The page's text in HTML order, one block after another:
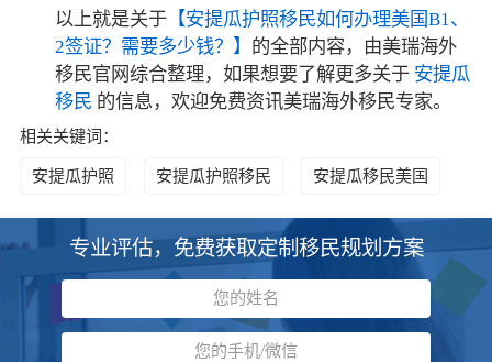
以上就是关于 【安提瓜护照移民如何办理美国B1、
2签证？需要多少钱？】 的全部内容，由美瑞海外
移民官网综合整理，如果想要了解更多关于 安提瓜
移民 的信息，欢迎免费资讯美瑞海外移民专家。
相关关键词：
安提瓜护照 安提瓜护照移民 安提瓜移民美国
专业评估，免费获取定制移民规划方案